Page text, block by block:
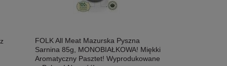
FOLK All Meat Mazurska Pyszna
Sarnina 85g, MONOBIAŁKOWA! Miękki
Aromatyczny Pasztet! Wyprodukowane